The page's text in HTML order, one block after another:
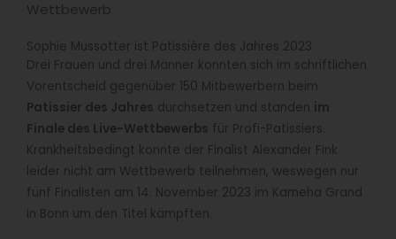
Wettbewerb
Sophie Mussotter ist Patissière des Jahres 2023
Drei Frauen und drei Männer konnten sich im schriftlichen
Vorentscheid gegenüber 150 Mitbewerbern beim
Patissier des Jahres durchsetzen und standen im
Finale des Live-Wettbewerbs für Profi-Patissiers.
Krankheitsbedingt konnte der Finalist Alexander Fink
leider nicht am Wettbewerb teilnehmen, weswegen nur
fünf Finalisten am 14. November 2023 im Kameha Grand
in Bonn um den Titel kämpften.